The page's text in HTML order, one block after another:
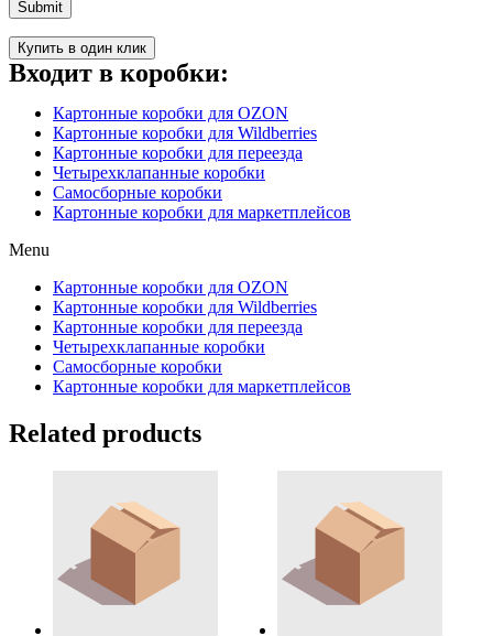
Купить в один клик
Входит в коробки:
Картонные коробки для OZON
Картонные коробки для Wildberries
Картонные коробки для переезда
Четырехклапанные коробки
Самосборные коробки
Картонные коробки для маркетплейсов
Menu
Картонные коробки для OZON
Картонные коробки для Wildberries
Картонные коробки для переезда
Четырехклапанные коробки
Самосборные коробки
Картонные коробки для маркетплейсов
Related products